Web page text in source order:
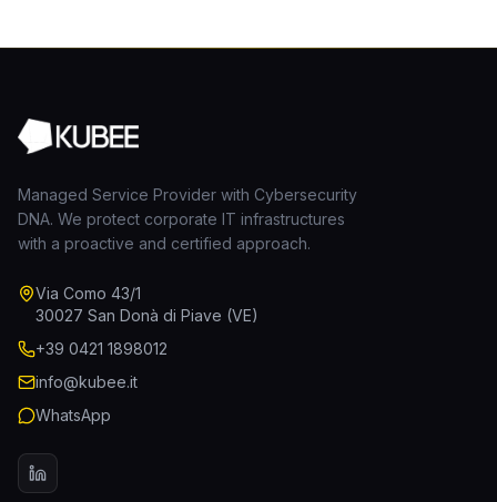
Managed Service Provider with Cybersecurity
DNA. We protect corporate IT infrastructures
with a proactive and certified approach.
Via Como 43/1
30027 San Donà di Piave (VE)
+39 0421 1898012
info@kubee.it
WhatsApp